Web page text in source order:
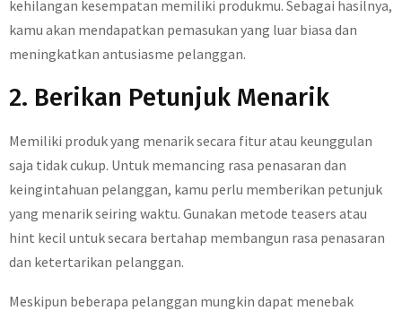
kehilangan kesempatan memiliki produkmu. Sebagai hasilnya,
kamu akan mendapatkan pemasukan yang luar biasa dan
meningkatkan antusiasme pelanggan.
2. Berikan Petunjuk Menarik
Memiliki produk yang menarik secara fitur atau keunggulan
saja tidak cukup. Untuk memancing rasa penasaran dan
keingintahuan pelanggan, kamu perlu memberikan petunjuk
yang menarik seiring waktu. Gunakan metode teasers atau
hint kecil untuk secara bertahap membangun rasa penasaran
dan ketertarikan pelanggan.
Meskipun beberapa pelanggan mungkin dapat menebak